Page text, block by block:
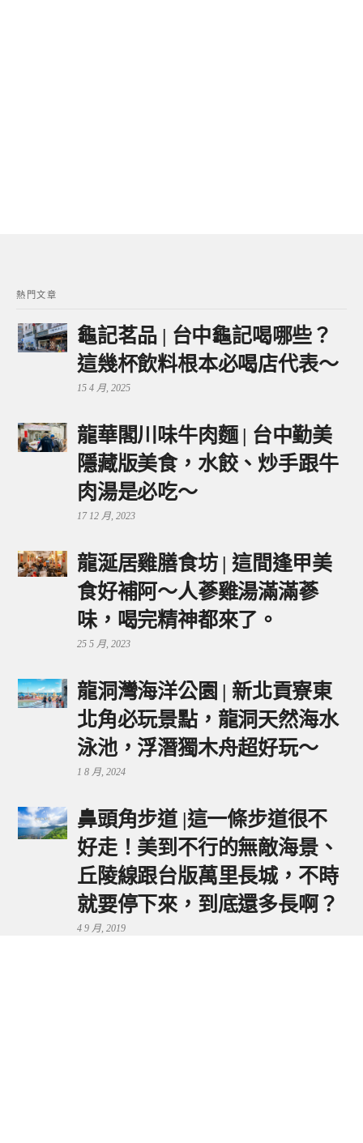
熱門文章
龜記茗品 | 台中龜記喝哪些？
這幾杯飲料根本必喝店代表～
15 4 月, 2025
龍華閣川味牛肉麵 | 台中勤美
隱藏版美食，水餃、炒手跟牛
肉湯是必吃～
17 12 月, 2023
龍涎居雞膳食坊 | 這間逢甲美
食好補阿～人蔘雞湯滿滿蔘
味，喝完精神都來了。
25 5 月, 2023
龍洞灣海洋公園 | 新北貢寮東
北角必玩景點，龍洞天然海水
泳池，浮潛獨木舟超好玩～
1 8 月, 2024
鼻頭角步道 |這一條步道很不
好走！美到不行的無敵海景、
丘陵線跟台版萬里長城，不時
就要停下來，到底還多長啊？
4 9 月, 2019